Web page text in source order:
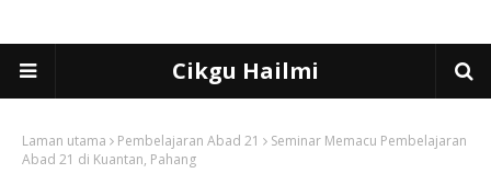
Cikgu Hailmi
Laman utama Pembelajaran Abad 21
Seminar Memacu Pembelajaran
Abad 21 di Kuantan, Pahang